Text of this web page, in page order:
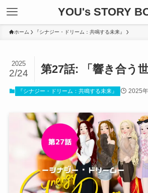
YOU's STORY
ホーム 『シナジー・ドリーム：共鳴する未来』
第27話: 「響き合う世
2025
2/24
『シナジー・ドリーム：共鳴する未来』 2025